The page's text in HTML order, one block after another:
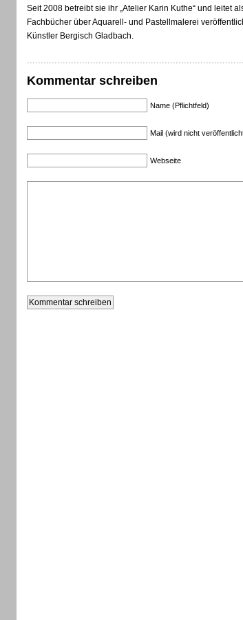
Seit 2008 betreibt sie ihr „Atelier Karin Kuthe“ und leitet
Fachbücher über Aquarell- und Pastellmalerei
Künstler Bergisch Gladbach.
Kommentar schreiben
Name (Pflichtfeld)
Mail (wird nicht
Webseite